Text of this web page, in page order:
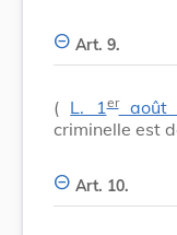
Art. 9.
( L. 1eraoût
criminelle est
Art. 10.